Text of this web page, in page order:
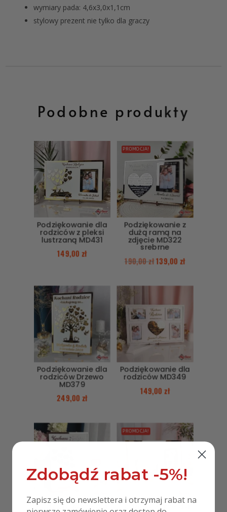
wymiary pada: 4,6x3,0x1,1cm
stylowy prezent nie tylko dla graczy
Podobne produkty
Podziękowanie dla
rodziców z pleksi
lustrzaną MD431
149,00 zł
PROMOCJA!
Podziękowanie z
dużą ramą na
zdjęcie MD322
srebrne
190,00 zł139,00 zł
Podziękowanie dla
rodziców Drzewo
MD379
249,00 zł
Podziękowanie dla
rodziców MD349
149,00zł
Podziękowanie dla
PROMOCJA!
Podziękowanie dla
Zdobądź rabat -5%!
Zapisz się do newslettera i otrzymaj rabat na